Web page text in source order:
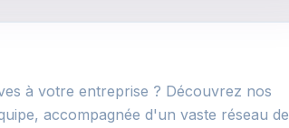
à votre entreprise ? Découvrez nos
accompagnée d'un vaste réseau de